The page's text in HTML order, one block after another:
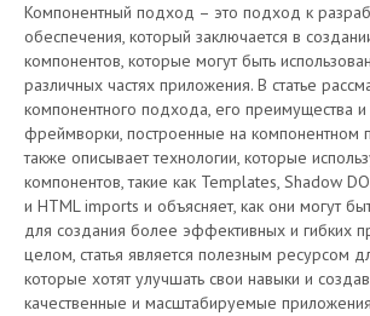
Компонентный подход – это подход к
обеспечения, который заключается в
компонентов, которые могут быть
различных частях приложения. В статье
компонентного подхода, его преимущества и
фреймворки, построенные на компонентном
также описывает технологии, которые
компонентов, такие как Templates, Shadow
и HTML imports и объясняет, как они могут
для создания более эффективных и гибких
целом, статья является полезным ресурсом
которые хотят улучшать свои навыки и
качественные и масштабируемые